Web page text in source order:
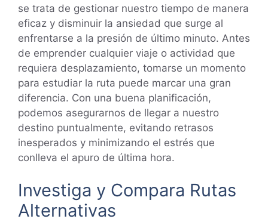
se trata de gestionar nuestro tiempo de manera
eficaz y disminuir la ansiedad que surge al
enfrentarse a la presión de último minuto. Antes
de emprender cualquier viaje o actividad que
requiera desplazamiento, tomarse un momento
para estudiar la ruta puede marcar una gran
diferencia. Con una buena planificación,
podemos asegurarnos de llegar a nuestro
destino puntualmente, evitando retrasos
inesperados y minimizando el estrés que
conlleva el apuro de última hora.
Investiga y Compara Rutas
Alternativas